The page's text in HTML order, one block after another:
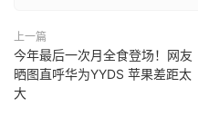
上一篇
今年最后一次月全食登场！网友
晒图直呼华为YYDS 苹果差距太
大